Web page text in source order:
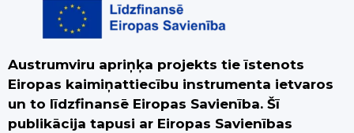
Austrumviru apriņķa projekts tie īstenots
Eiropas kaimiņattiecību instrumenta ietvaros
un to līdzfinansē Eiropas Savienība. Šī
publikācija tapusi ar Eiropas Savienības